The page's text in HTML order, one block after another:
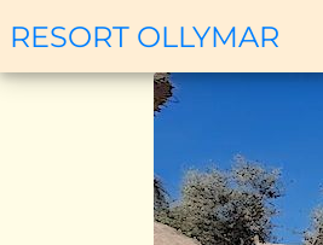
RESORT OLLYMAR